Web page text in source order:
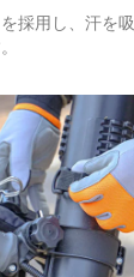
採用し、汗を